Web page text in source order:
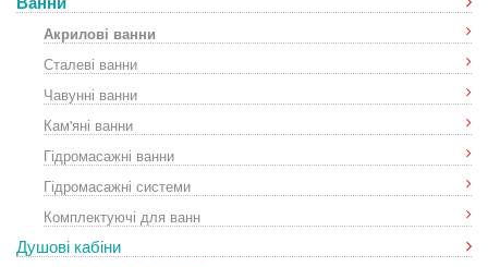
Акрилові ванни
Сталеві ванни
Чавунні ванни
Кам'яні ванни
Гідромасажні ванни
Гідромасажні системи
Комплектуючі для ванн
Душові кабіни